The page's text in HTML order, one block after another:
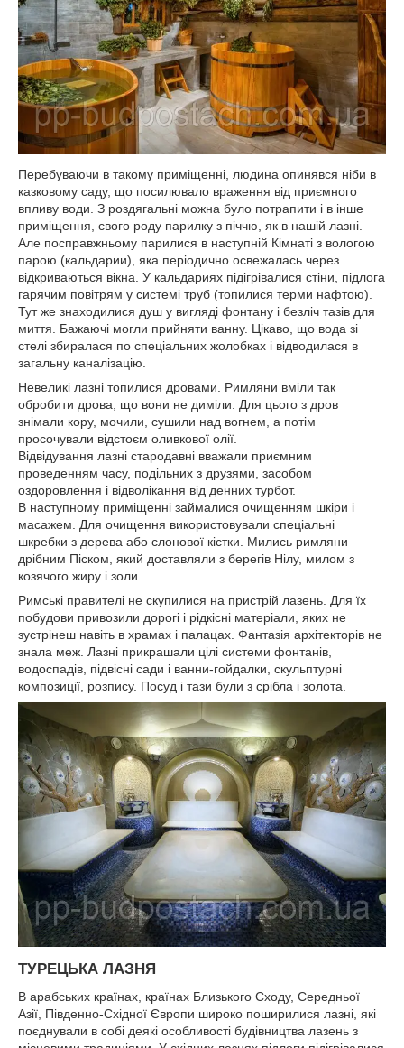
Перебуваючи в такому приміщенні, людина опинявся ніби в
казковому саду, що посилювало враження від приємного
впливу води. З роздягальні можна було потрапити і в інше
приміщення, свого роду парилку з піччю, як в нашій лазні.
Але посправжньому парилися в наступній Кімнаті з вологою
парою (кальдарии), яка періодично освежалась через
відкриваються вікна. У кальдариях підігрівалися стіни, підлога
гарячим повітрям у системі труб (топилися терми нафтою).
Тут же знаходилися душ у вигляді фонтану і безліч тазів для
миття. Бажаючі могли прийняти ванну. Цікаво, що вода зі
стелі збиралася по спеціальних жолобках і відводилася в
загальну каналізацію.
Невеликі лазні топилися дровами. Римляни вміли так
обробити дрова, що вони не диміли. Для цього з дров
знімали кору, мочили, сушили над вогнем, а потім
просочували відстоєм оливкової олії.
Відвідування лазні стародавні вважали приємним
проведенням часу, подільних з друзями, засобом
оздоровлення і відволікання від денних турбот.
В наступному приміщенні займалися очищенням шкіри і
масажем. Для очищення використовували спеціальні
шкребки з дерева або слонової кістки. Мились римляни
дрібним Піском, який доставляли з берегів Нілу, милом з
козячого жиру і золи.
Римські правителі не скупилися на пристрій лазень. Для їх
побудови привозили дорогі і рідкісні матеріали, яких не
зустрінеш навіть в храмах і палацах. Фантазія архітекторів не
знала меж. Лазні прикрашали цілі системи фонтанів,
водоспадів, підвісні сади і ванни-гойдалки, скульптурні
композиції, розпису. Посуд і тази були з срібла і золота.
ТУРЕЦЬКА ЛАЗНЯ
В арабських країнах, країнах Близького Сходу, Середньої
Азії, Південно-Східної Європи широко поширилися лазні, які
поєднували в собі деякі особливості будівництва лазень з